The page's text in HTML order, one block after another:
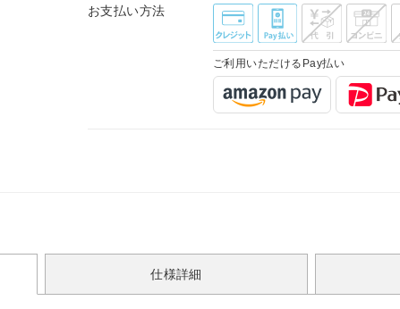
お支払い方法
ご利用いただけるPay払い
仕様詳細